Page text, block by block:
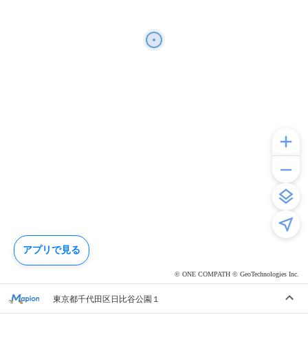
© ONE COMPATH © GeoTechnologies Inc.
東京都千代田区日比谷公園１
アプリで見る